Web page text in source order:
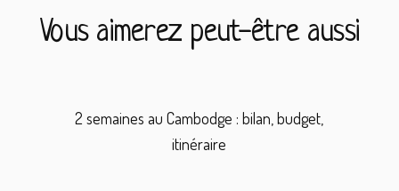
Vous aimerez peut-être aussi
2 semaines au Cambodge : bilan, budget,
itinéraire